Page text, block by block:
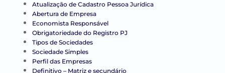
Atualização de Cadastro Pessoa Jurídica
Abertura de Empresa
Economista Responsável
Obrigatoriedade do Registro PJ
Tipos de Sociedades
Sociedade Simples
Perfil das Empresas
Definitivo – Matriz e secundário